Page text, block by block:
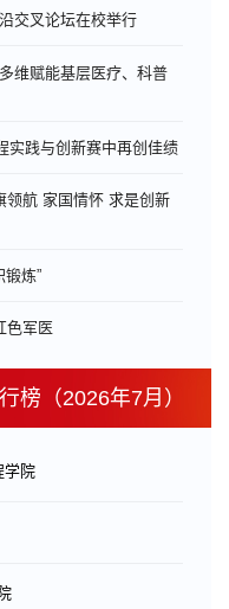
交叉论坛在校举行
维赋能基层医疗、科普
实践与创新赛中再创佳绩
领航 家国情怀 求是创新
锻炼”
色军医
榜（2026年7月）
学院